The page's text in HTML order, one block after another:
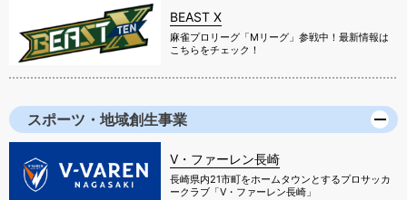
BEAST X
麻雀プロリーグ「Mリーグ」参戦中！最新情報は
こちらをチェック！
スポーツ・地域創生事業
V・ファーレン長崎
長崎県内21市町をホームタウンとするプロサッカ
ークラブ「V・ファーレン長崎」